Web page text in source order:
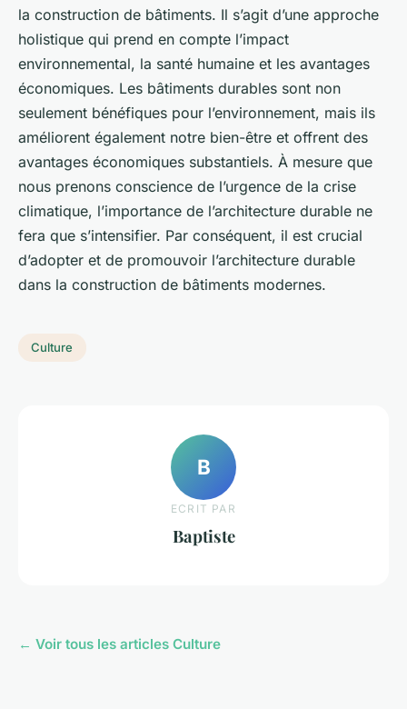
la construction de bâtiments. Il s’agit d’une approche
holistique qui prend en compte l’impact
environnemental, la santé humaine et les avantages
économiques. Les bâtiments durables sont non
seulement bénéfiques pour l’environnement, mais ils
améliorent également notre bien-être et offrent des
avantages économiques substantiels. À mesure que
nous prenons conscience de l’urgence de la crise
climatique, l’importance de l’architecture durable ne
fera que s’intensifier. Par conséquent, il est crucial
d’adopter et de promouvoir l’architecture durable
dans la construction de bâtiments modernes.
Culture
B
ECRIT PAR
Baptiste
← Voir tous les articles Culture